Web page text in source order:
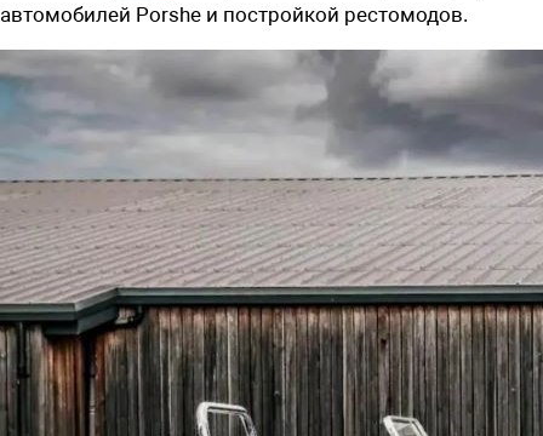
автомобилей Porshe и постройкой рестомодов.